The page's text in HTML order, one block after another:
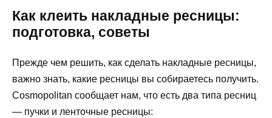
Как клеить накладные ресницы:
подготовка, советы
Прежде чем решить, как сделать накладные ресницы,
важно знать, какие ресницы вы собираетесь получить.
Cosmopolitan сообщает нам, что есть два типа ресниц
— пучки и ленточные ресницы: